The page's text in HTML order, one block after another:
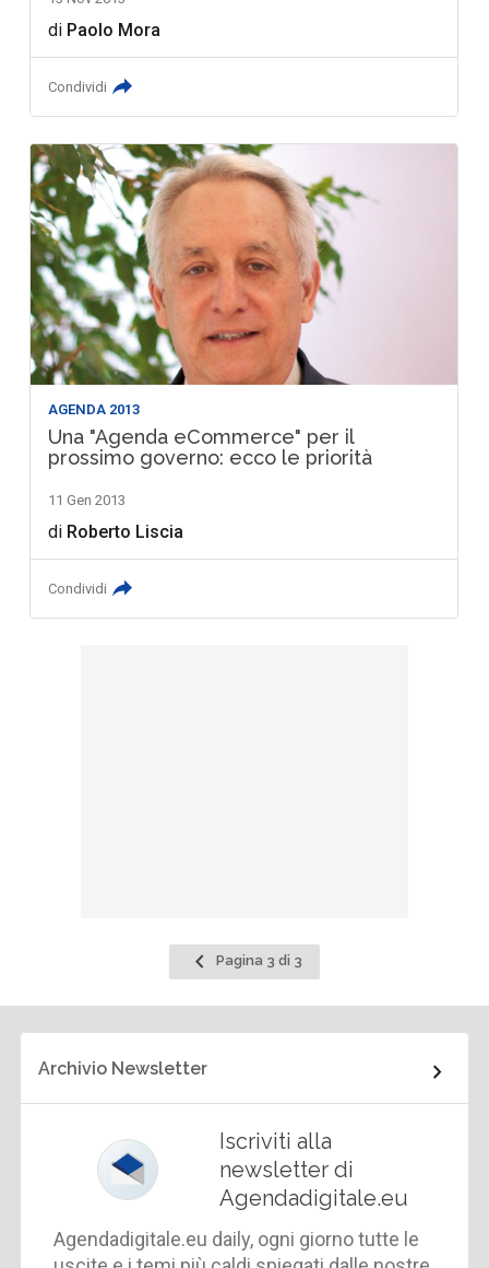
di Paolo Mora
Condividi
AGENDA 2013
Una "Agenda eCommerce" per il
prossimo governo: ecco le priorità
11 Gen 2013
di Roberto Liscia
Condividi
Pagina
precedente
Pagina 3 di 3
Archivio Newsletter
Iscriviti alla
newsletter di
Agendadigitale.eu
Agendadigitale.eu daily, ogni giorno tutte le